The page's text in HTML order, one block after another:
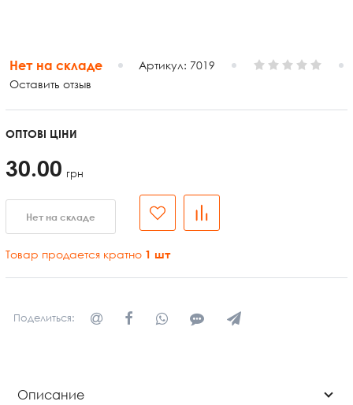
Нет на складе Артикул: 7019
Оставить отзыв
ОПТОВІ ЦІНИ
30.00 грн
Нет на складе
Товар продается кратно 1 шт
Поделиться:
Описание